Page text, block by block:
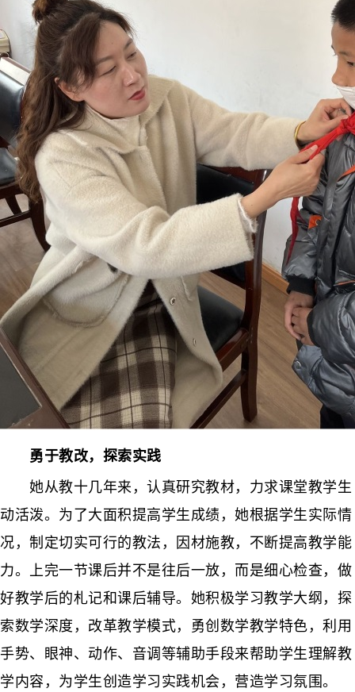
勇于教改，探索实践
她从教十几年来，认真研究教材，力求课堂教学生
动活泼。为了大面积提高学生成绩，她根据学生实际情
况，制定切实可行的教法，因材施教，不断提高教学能
力。上完一节课后并不是往后一放，而是细心检查，做
好教学后的札记和课后辅导。她积极学习教学大纲，探
索数学深度，改革教学模式，勇创数学教学特色，利用
手势、眼神、动作、音调等辅助手段来帮助学生理解教
学内容，为学生创造学习实践机会，营造学习氛围。